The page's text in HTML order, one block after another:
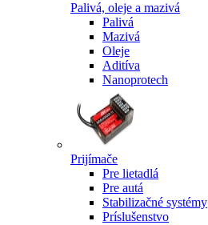
Palivá, oleje a mazivá
Palivá
Mazivá
Oleje
Aditíva
Nanoprotech
Prijímače
Pre lietadlá
Pre autá
Stabilizačné systémy
Príslušenstvo